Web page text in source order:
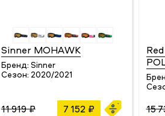
Sinner MOHAWK
Бренд: Sinner
Сезон: 2020/2021
11 919 ₽ 7 152 ₽ 15